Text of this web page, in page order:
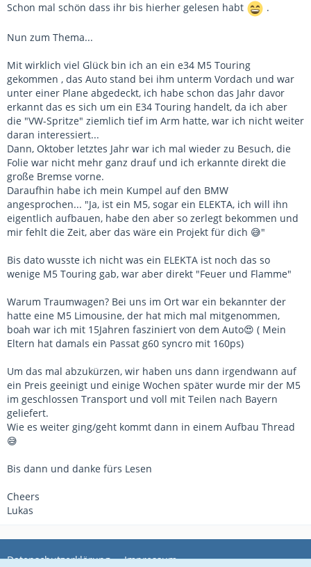
Schon mal schön dass ihr bis hierher gelesen habt .
Nun zum Thema...
Mit wirklich viel Glück bin ich an ein e34 M5 Touring
gekommen , das Auto stand bei ihm unterm Vordach und war
unter einer Plane abgedeckt, ich habe schon das Jahr davor
erkannt das es sich um ein E34 Touring handelt, da ich aber
die "VW-Spritze" ziemlich tief im Arm hatte, war ich nicht weiter
daran interessiert...
Dann, Oktober letztes Jahr war ich mal wieder zu Besuch, die
Folie war nicht mehr ganz drauf und ich erkannte direkt die
große Bremse vorne.
Daraufhin habe ich mein Kumpel auf den BMW
angesprochen... "Ja, ist ein M5, sogar ein ELEKTA, ich will ihn
eigentlich aufbauen, habe den aber so zerlegt bekommen und
mir fehlt die Zeit, aber das wäre ein Projekt für dich 😅"
Bis dato wusste ich nicht was ein ELEKTA ist noch das so
wenige M5 Touring gab, war aber direkt "Feuer und Flamme"
Warum Traumwagen? Bei uns im Ort war ein bekannter der
hatte eine M5 Limousine, der hat mich mal mitgenommen,
boah war ich mit 15Jahren fasziniert von dem Auto😍 ( Mein
Eltern hat damals ein Passat g60 syncro mit 160ps)
Um das mal abzukürzen, wir haben uns dann irgendwann auf
ein Preis geeinigt und einige Wochen später wurde mir der M5
im geschlossen Transport und voll mit Teilen nach Bayern
geliefert.
Wie es weiter ging/geht kommt dann in einem Aufbau Thread
😅
Bis dann und danke fürs Lesen
Cheers
Lukas
Datenschutzerklärung Impressum